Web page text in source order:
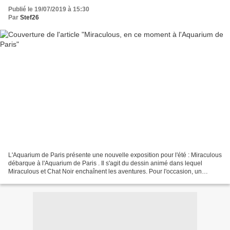
Publié le 19/07/2019 à 15:30
Par Stef26
L'Aquarium de Paris présente une nouvelle exposition pour l'été : Miraculous
débarque à l'Aquarium de Paris . Il s'agit du dessin animé dans lequel
Miraculous et Chat Noir enchaînent les aventures. Pour l'occasion, un